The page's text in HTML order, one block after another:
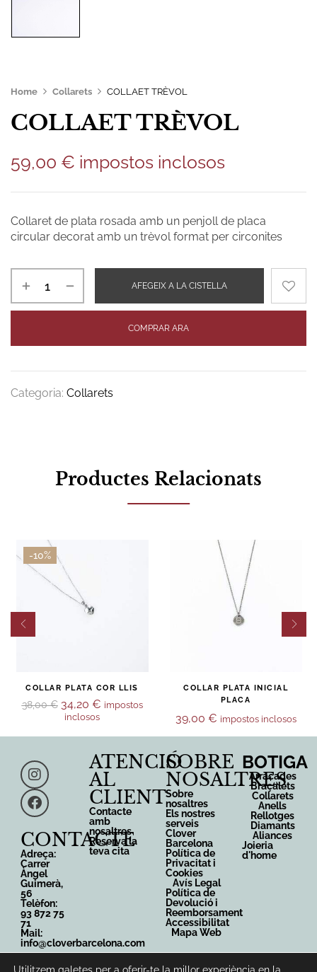
Home Collarets COLLAET TRÈVOL
COLLAET TRÈVOL
59,00 € impostos inclosos
Collaret de plata rosada amb un penjoll de placa
circular decorat amb un trèvol format per circonites
AFEGEIX A LA CISTELLA
COMPRAR ARA
Categoria: Collarets
Productes Relacionats
-10%
COLLAR PLATA COR LLIS
38,00€ 34,20 € impostos
inclosos
COLLAR PLATA INICIAL
PLACA
39,00 € impostos inclosos
CONTACTE
Adreça:
Carrer
Àngel
Guimerà,
56
Telèfon:
93 872 75
71
Mail:
info@cloverbarcelona.com
ATENCIÓ
AL
CLIENT
Contacte
amb
nosaltres
Reserva la
teva cita
SOBRE
NOSALTRES
Sobre
nosaltres
Els nostres
serveis
Clover
Barcelona
Política de
Privacitat i
Cookies
Avís Legal
Política de
Devolució i
Reemborsament
Accessibilitat
Mapa Web
BOTIGA
Arracades
Braçalets
Collarets
Anells
Rellotges
Diamants
Aliances
Joieria
d'home